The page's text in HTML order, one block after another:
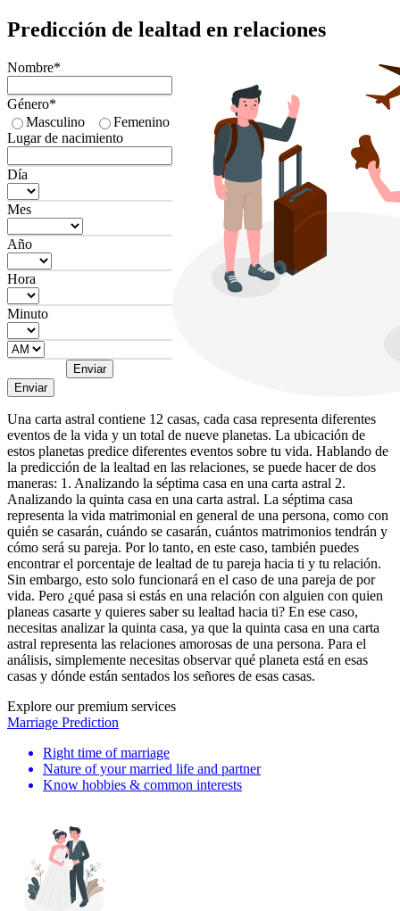
Predicción de lealtad en relaciones
Nombre*
Género*
Masculino
Femenino
Lugar de nacimiento
Día
Mes
Año
Hora
Minuto
Enviar
Enviar
Una carta astral contiene 12 casas, cada casa representa diferentes
eventos de la vida y un total de nueve planetas. La ubicación de
estos planetas predice diferentes eventos sobre tu vida. Hablando de
la predicción de la lealtad en las relaciones, se puede hacer de dos
maneras: 1. Analizando la séptima casa en una carta astral 2.
Analizando la quinta casa en una carta astral. La séptima casa
representa la vida matrimonial en general de una persona, como con
quién se casarán, cuándo se casarán, cuántos matrimonios tendrán y
cómo será su pareja. Por lo tanto, en este caso, también puedes
encontrar el porcentaje de lealtad de tu pareja hacia ti y tu relación.
Sin embargo, esto solo funcionará en el caso de una pareja de por
vida. Pero ¿qué pasa si estás en una relación con alguien con quien
planeas casarte y quieres saber su lealtad hacia ti? En ese caso,
necesitas analizar la quinta casa, ya que la quinta casa en una carta
astral representa las relaciones amorosas de una persona. Para el
análisis, simplemente necesitas observar qué planeta está en esas
casas y dónde están sentados los señores de esas casas.
Explore our premium services
Marriage Prediction
Right time of marriage
Nature of your married life and partner
Know hobbies & common interests